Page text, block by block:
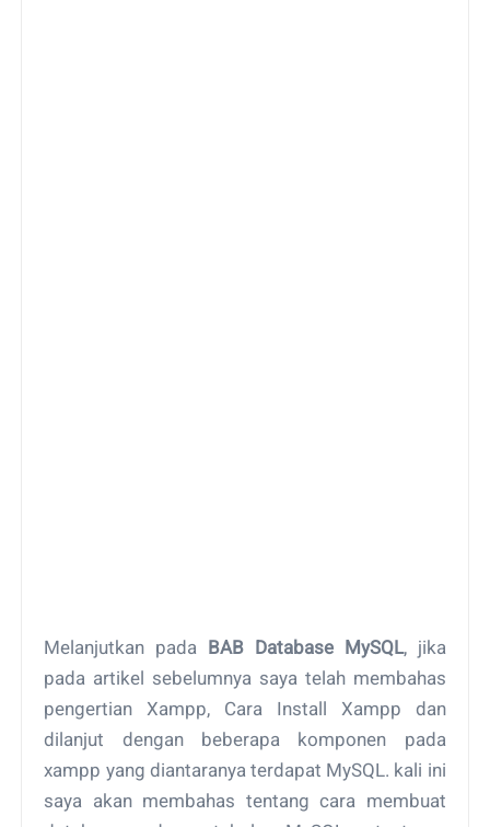
Melanjutkan pada BAB Database MySQL, jika
pada artikel sebelumnya saya telah membahas
pengertian Xampp, Cara Install Xampp dan
dilanjut dengan beberapa komponen pada
xampp yang diantaranya terdapat MySQL. kali ini
saya akan membahas tentang cara membuat